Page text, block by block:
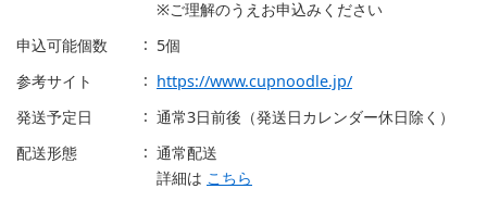
※ご理解のうえお申込みください
申込可能個数
5個
参考サイト
https://www.cupnoodle.jp/
発送予定日
通常3日前後（発送日カレンダー休日除く）
配送形態
通常配送
詳細は こちら